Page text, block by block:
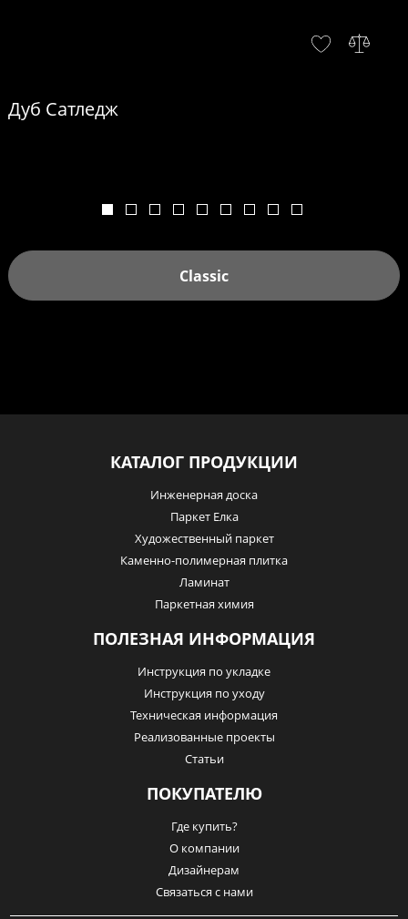
Дуб Сатледж
Classic
КАТАЛОГ ПРОДУКЦИИ
Инженерная доска
Паркет Елка
Художественный паркет
Каменно-полимерная плитка
Ламинат
Паркетная химия
ПОЛЕЗНАЯ ИНФОРМАЦИЯ
Инструкция по укладке
Инструкция по уходу
Техническая информация
Реализованные проекты
Статьи
ПОКУПАТЕЛЮ
Где купить?
О компании
Дизайнерам
Связаться с нами